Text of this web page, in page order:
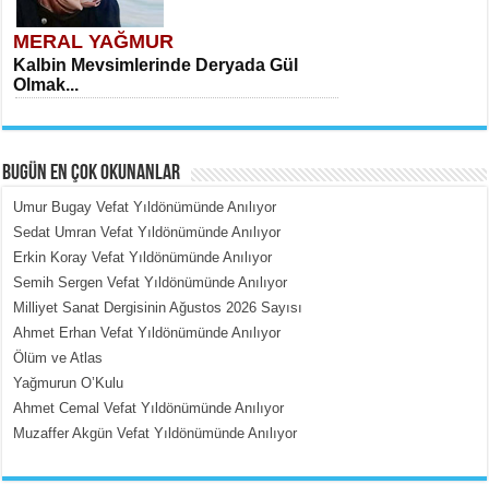
MERAL YAĞMUR
Kalbin Mevsimlerinde Deryada Gül
Olmak...
MEHMET ÇOBAN
İçerdeki Put Dışardaki Maskeler...
BUGÜN EN ÇOK OKUNANLAR
Umur Bugay Vefat Yıldönümünde Anılıyor
Sedat Umran Vefat Yıldönümünde Anılıyor
Erkin Koray Vefat Yıldönümünde Anılıyor
Semih Sergen Vefat Yıldönümünde Anılıyor
Milliyet Sanat Dergisinin Ağustos 2026 Sayısı
Ahmet Erhan Vefat Yıldönümünde Anılıyor
Ölüm ve Atlas
Yağmurun O’Kulu
Ahmet Cemal Vefat Yıldönümünde Anılıyor
Muzaffer Akgün Vefat Yıldönümünde Anılıyor